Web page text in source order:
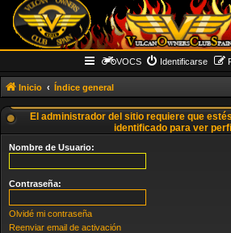
VOCS Identificarse
Inicio Índice general
El administrador del sitio requiere que
identificado para ver
Nombre de Usuario:
Contraseña:
Olvidé mi contraseña
Reenviar email de activación